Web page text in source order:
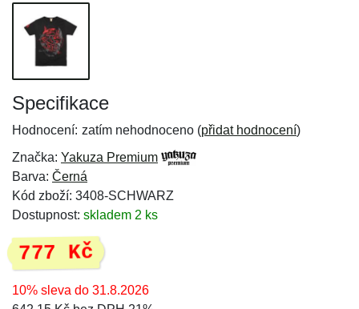
Specifikace
Hodnocení: zatím nehodnoceno (přidat hodnocení)
Značka: Yakuza Premium
Barva: Černá
Kód zboží: 3408-SCHWARZ
Dostupnost: skladem 2 ks
777 Kč
10% sleva do 31.8.2026